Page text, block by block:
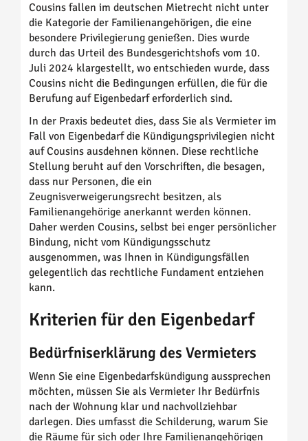
Cousins fallen im deutschen Mietrecht nicht unter
die Kategorie der Familienangehörigen, die eine
besondere Privilegierung genießen. Dies wurde
durch das Urteil des Bundesgerichtshofs vom 10.
Juli 2024 klargestellt, wo entschieden wurde, dass
Cousins nicht die Bedingungen erfüllen, die für die
Berufung auf Eigenbedarf erforderlich sind.
In der Praxis bedeutet dies, dass Sie als Vermieter im
Fall von Eigenbedarf die Kündigungsprivilegien nicht
auf Cousins ausdehnen können. Diese rechtliche
Stellung beruht auf den Vorschriften, die besagen,
dass nur Personen, die ein
Zeugnisverweigerungsrecht besitzen, als
Familienangehörige anerkannt werden können.
Daher werden Cousins, selbst bei enger persönlicher
Bindung, nicht vom Kündigungsschutz
ausgenommen, was Ihnen in Kündigungsfällen
gelegentlich das rechtliche Fundament entziehen
kann.
Kriterien für den Eigenbedarf
Bedürfniserklärung des Vermieters
Wenn Sie eine Eigenbedarfskündigung aussprechen
möchten, müssen Sie als Vermieter Ihr Bedürfnis
nach der Wohnung klar und nachvollziehbar
darlegen. Dies umfasst die Schilderung, warum Sie
die Räume für sich oder Ihre Familienangehörigen